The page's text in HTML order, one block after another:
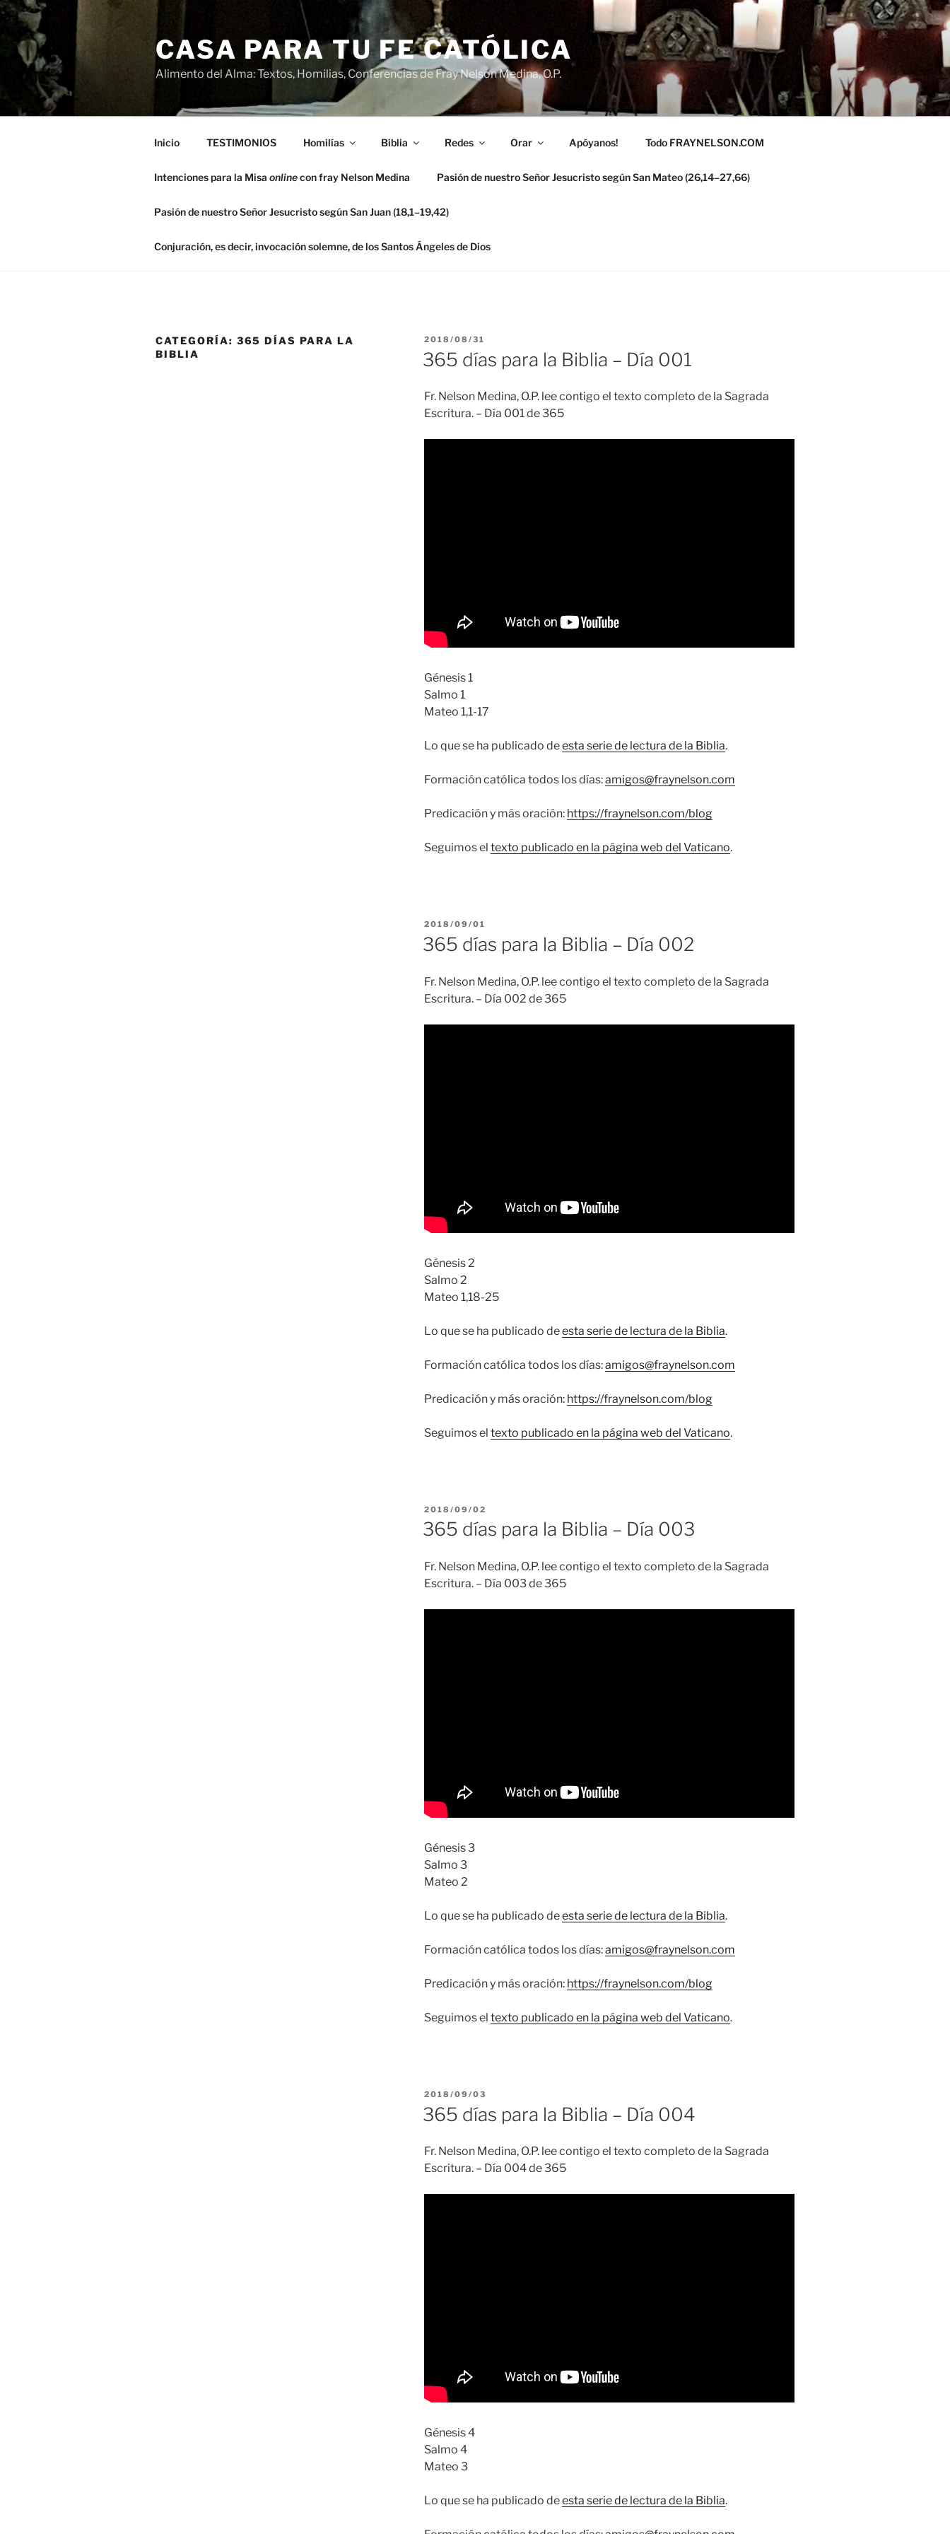
Saltar
contenido
CASA PARA TU FE CATÓLICA
Alimento del Alma: Textos, Homilias, Conferencias de Fray Nelson Medina, O.P.
Inicio TESTIMONIOS Homilías Biblia Redes Orar Apóyanos! Todo FRAYNELSON.COM
Intenciones para la Misa onlinecon fray Nelson Medina Pasión de nuestro Señor Jesucristo según San Mateo (26,14–27,66)
Pasión de nuestro Señor Jesucristo según San Juan (18,1–19,42)
Conjuración, es decir, invocación solemne, de los Santos Ángeles de Dios
CATEGORÍA: 365 DÍAS PARA LA
BIBLIA
PUBLICADO
EL
2018/08/31
365 días para la Biblia – Día 001
Fr. Nelson Medina, O.P. lee contigo el texto completo de la Sagrada
Escritura. – Día 001 de 365
Génesis 1
Salmo 1
Mateo 1,1-17
Lo que se ha publicado deesta serie de lectura de la Biblia.
Formación católica todos los días:amigos@fraynelson.com
Predicación y más oración: https://fraynelson.com/blog
Seguimos el texto publicado en la página web del Vaticano.
PUBLICADO
EL
2018/09/01
365 días para la Biblia – Día 002
Fr. Nelson Medina, O.P. lee contigo el texto completo de la Sagrada
Escritura. – Día 002 de 365
Génesis 2
Salmo 2
Mateo 1,18-25
Lo que se ha publicado deesta serie de lectura de la Biblia.
Formación católica todos los días:amigos@fraynelson.com
Predicación y más oración: https://fraynelson.com/blog
Seguimos el texto publicado en la página web del Vaticano.
PUBLICADO
EL
2018/09/02
365 días para la Biblia – Día 003
Fr. Nelson Medina, O.P. lee contigo el texto completo de la Sagrada
Escritura. – Día 003 de 365
Génesis 3
Salmo 3
Mateo 2
Lo que se ha publicado deesta serie de lectura de la Biblia.
Formación católica todos los días:amigos@fraynelson.com
Predicación y más oración: https://fraynelson.com/blog
Seguimos el texto publicado en la página web del Vaticano.
PUBLICADO
2018/09/03
365 días para la Biblia – Día 004
Fr. Nelson Medina, O.P. lee contigo el texto completo de la Sagrada
Escritura. – Día 004 de 365
Génesis 4
Salmo 4
Mateo 3
Lo que se ha publicado deesta serie de lectura de la Biblia.